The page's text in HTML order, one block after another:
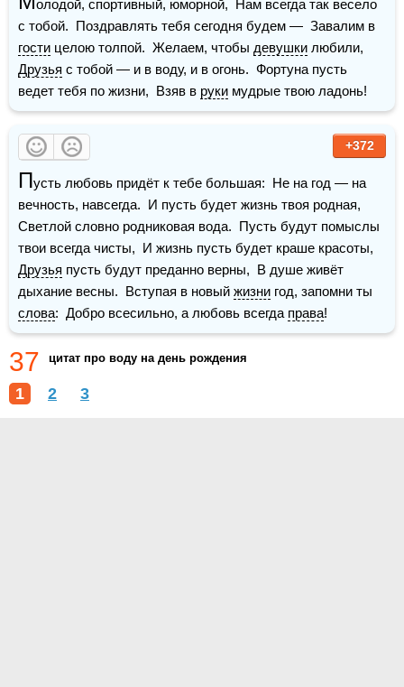
олодой, спортивный, юморной,  Нам всегда так весело
гости целою толпой.  Желаем, чтобы девушки
Друзья с тобой — и в воду, и в огонь.  Фортуна пусть
ведет тебя по жизни,  Взяв в руки мудрые твою ладонь!
+372
Пусть любовь придёт к тебе большая:  Не на год — на
вечность, навсегда.  И пусть будет жизнь твоя родная,
Светлой словно родниковая вода.  Пусть будут помыслы
Друзья пусть будут преданно верны,  В душе живёт
дыхание весны.  Вступая в новый жизни
слова:  Добро всесильно, а любовь всегда права!
37 цитат про воду на день рождения
1 2 3